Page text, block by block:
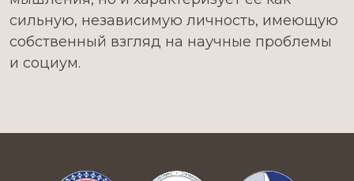
сильную, независимую личность, имеющую
собственный взгляд на научные проблемы
и социум.